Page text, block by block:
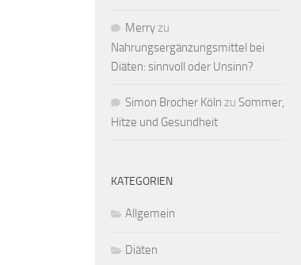
Merryzu
Nahrungsergänzungsmittel bei
Diäten: sinnvoll oder Unsinn?
Simon Brocher Köln zu Sommer,
Hitze und Gesundheit
KATEGORIEN
Allgemein
Diäten